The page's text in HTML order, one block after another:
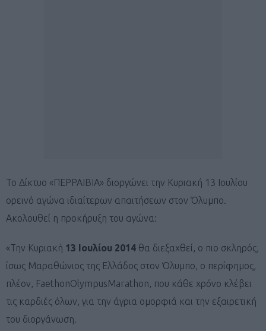
Το Δίκτυο «ΠΕΡΡΑΙΒΙΑ» διοργώνει την Κυριακή 13 Ιουλίου
ορεινό αγώνα ιδιαίτερων απαιτήσεων στον Όλυμπο.
Ακολουθεί η προκήρυξη του αγώνα:
«Την Κυριακή 13 Ιουλίου 2014 θα διεξαχθεί, ο πιο σκληρός,
ίσως Μαραθώνιος της Ελλάδος στον Όλυμπο, ο περίφημος,
πλέον, FaethonOlympusMarathon, που κάθε χρόνο κλέβει
τις καρδιές όλων, για την άγρια ομορφιά και την εξαιρετική
του διοργάνωση.